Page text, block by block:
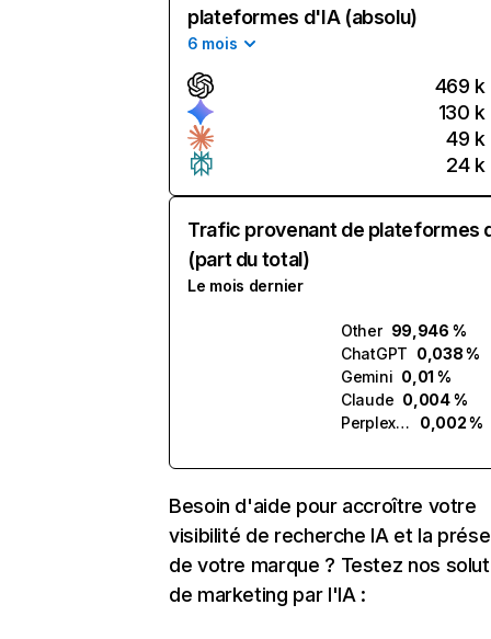
plateformes d'IA (absolu)
6 mois
469 k
130 k
49 k
24 k
Trafic provenant de plateformes
(part du total)
Le mois dernier
Other 99,946 %
ChatGPT 0,038 %
Gemini 0,01 %
Claude 0,004 %
Perplexity
0,002 %
Besoin d'aide pour accroître votre
visibilité de recherche IA et la
de votre marque ? Testez nos
de marketing par l'IA :